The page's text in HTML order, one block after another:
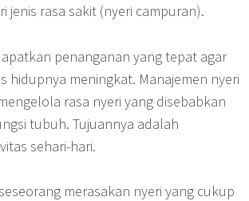
jenis rasa sakit (nyeri campuran).
penanganan yang tepat agar
hidupnya meningkat. Manajemen nyeri
rasa nyeri yang disebabkan
tubuh. Tujuannya adalah
sehari-hari.
merasakan nyeri yang cukup